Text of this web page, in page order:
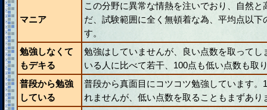
マニア
この分野に異常な情熱を注いでおり、自然
だ、試験範囲に全く無頓着な為、平均点以
す。
勉強しなくて
もデキる
勉強はしていませんが、良い点数を取って
いる人に比べて若干、100点も低い点数も取
普段から勉強
している
普段から真面目にコツコツ勉強しています。
れませんが、低い点数を取ることもまずあり